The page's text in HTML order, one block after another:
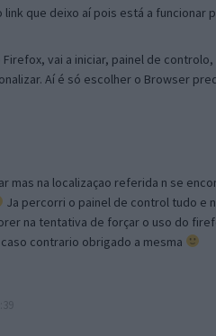
que deixo aí pois está a funcionar
vai a iniciar, painel de
Aí é só escolher o Browser
mas na localizaçao referida n se
Ja percorri o painel de control tudo e
na tentativa de forçar o uso do
contrario obrigado a mesma